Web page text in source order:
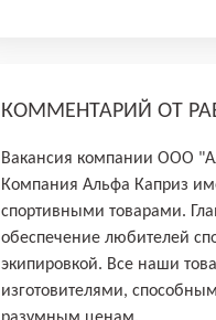
КОММЕНТАРИЙ ОТ
Вакансия компании ООО
Компания Альфа Каприз
спортивными товарами.
обеспечение любителей
экипировкой. Все наши
изготовителями,